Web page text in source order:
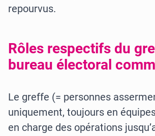
repourvus.
Rôles respectifs du
bureau électoral
Le greffe (= personnes
uniquement, toujours en
en charge des opérations